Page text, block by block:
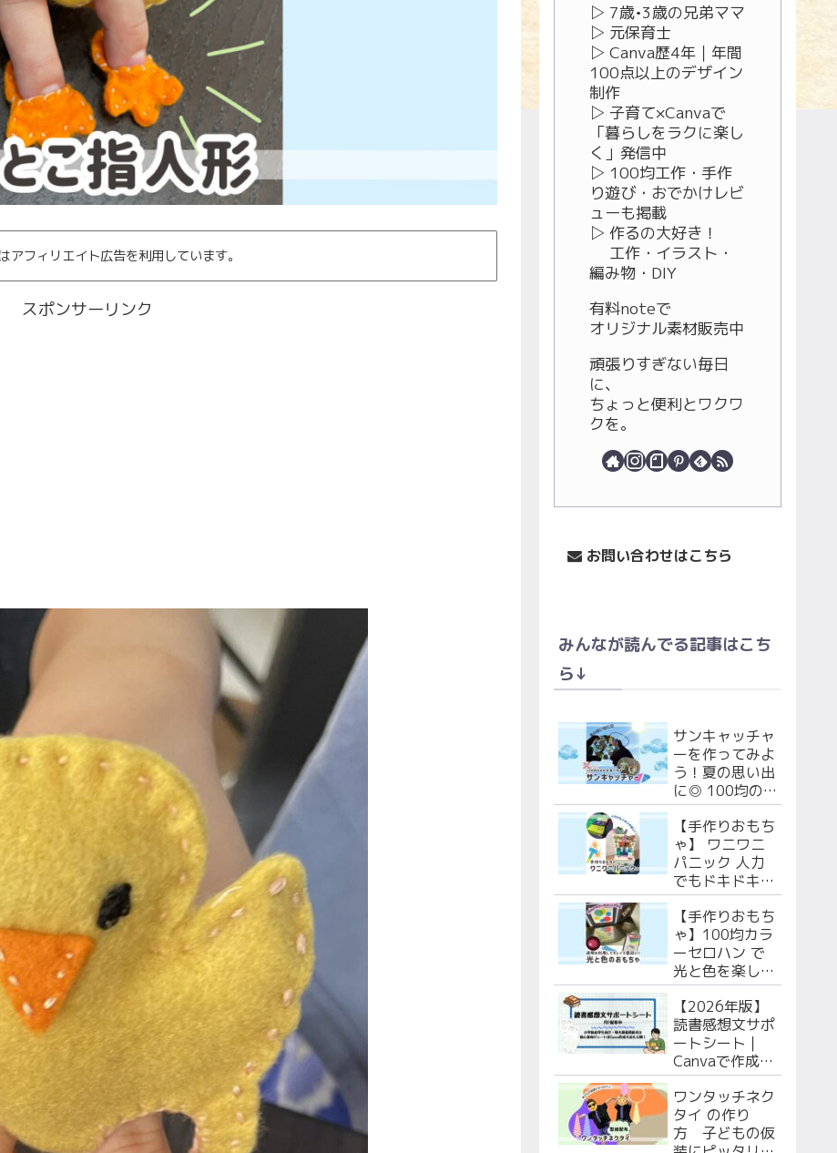
アフィリエイト広告を利用しています。
スポンサーリンク
▷ 7歳•3歳の兄弟ママ
▷ 元保育士
▷ Canva歴4年｜年間
100点以上のデザイン
制作
▷ 子育て×Canvaで
「暮らしをラクに楽し
く」発信中
▷ 100均工作・手作
り遊び・おでかけレビ
ューも掲載
▷ 作るの大好き！
工作・イラスト・
編み物・DIY
有料noteで
オリジナル素材販売中
頑張りすぎない毎日
に、
ちょっと便利とワクワ
クを。
お問い合わせはこちら
みんなが読んでる記事はこち
ら↓
サンキャッチャ
ーを作ってみよ
う！夏の思い出
に◎ 100均の
あの文具で作る
よ！
【手作りおもち
ゃ】 ワニワニ
パニック 人力
でもドキドキ楽
しい！段ボール
で作ろう！
【手作りおもち
ゃ】100均カラ
ーセロハン で
光と色を楽しも
う！ 赤ちゃん
（枠のPDF付
き）・幼児向け
２選
【2026年版】
読書感想文サポ
ートシート｜
Canvaで作成！
シート&特大マ
ス原稿用紙PDF
無料配布！
ワンタッチネク
タイ の作り
方 子どもの仮